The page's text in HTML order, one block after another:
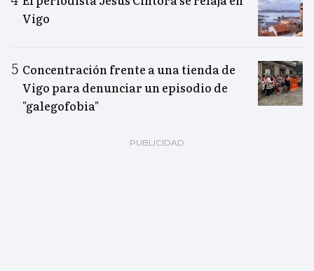
Vigo
Concentración frente a una tienda de
Vigo para denunciar un episodio de
"galegofobia"